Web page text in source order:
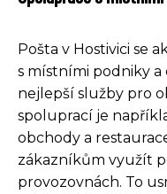
Pošta v Hostivici se
s místními podniky a
nejlepší služby pro
spoluprací je
obchody a
zákazníkům využít
provozovnách. To